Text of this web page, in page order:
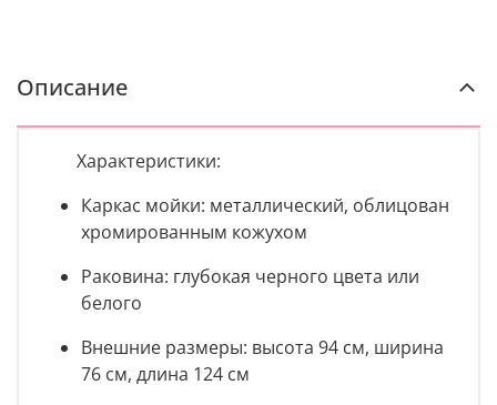
Описание
Характеристики:
Каркас мойки: металлический, облицован
хромированным кожухом
Раковина: глубокая черного цвета или
белого
Внешние размеры: высота 94 см, ширина
76 см, длина 124 см